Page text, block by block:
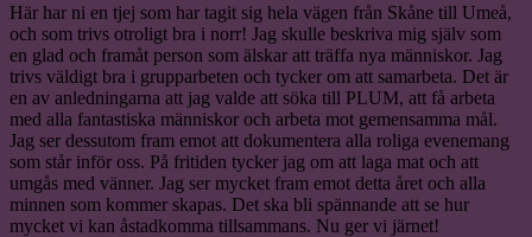
Här har ni en tjej som har tagit sig hela vägen från Skåne till Umeå,
och som trivs otroligt bra i norr! Jag skulle beskriva mig själv som
en glad och framåt person som älskar att träffa nya människor. Jag
trivs väldigt bra i grupparbeten och tycker om att samarbeta. Det är
en av anledningarna att jag valde att söka till PLUM, att få arbeta
med alla fantastiska människor och arbeta mot gemensamma mål.
Jag ser dessutom fram emot att dokumentera alla roliga evenemang
som står inför oss. På fritiden tycker jag om att laga mat och att
umgås med vänner. Jag ser mycket fram emot detta året och alla
minnen som kommer skapas. Det ska bli spännande att se hur
mycket vi kan åstadkomma tillsammans. Nu ger vi järnet!